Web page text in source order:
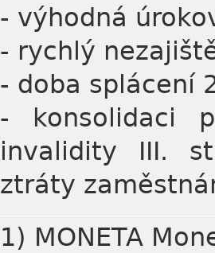
- výhodná
- rychlý
- doba splácení
- konsolidaci
invalidity III.
ztráty
1) MONETA